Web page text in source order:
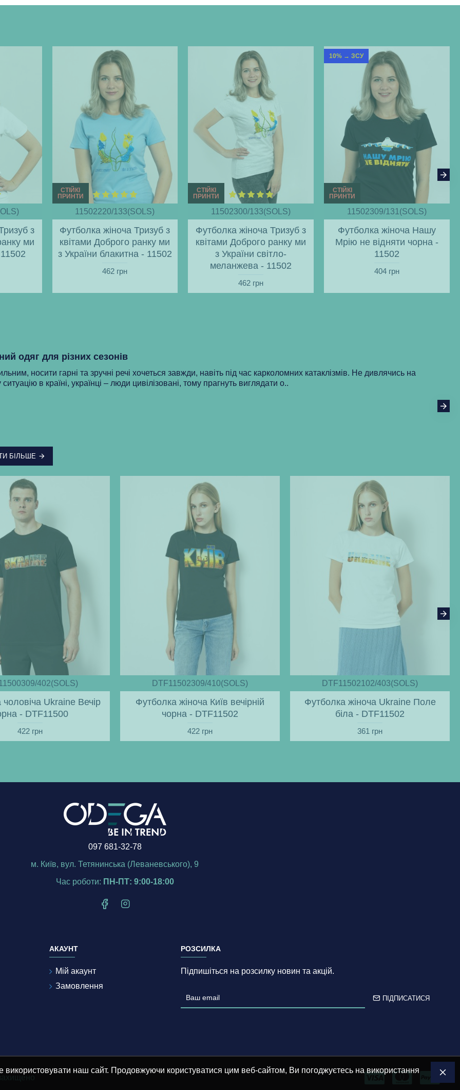
з
ми
СТІЙКІ
ПРИНТИ
11502220/133(SOLS)
Футболка жіноча Тризуб з
квітами Доброго ранку ми
з України блакитна - 11502
462 грн
СТІЙКІ
ПРИНТИ
11502300/133(SOLS)
Футболка жіноча Тризуб з
квітами Доброго ранку ми
з України світло-
меланжева - 11502
462 грн
10% → ЗСУ
СТІЙКІ
ПРИНТИ
11502309/131(SOLS)
Футболка жіноча Нашу
Мрію не відняти чорна -
11502
404 грн
одяг для різних сезонів
носити гарні та зручні речі хочеться завжди, навіть під час карколомних катаклізмів. Не дивлячись на
в країні, українці – люди цивілізовані, тому прагнуть виглядати о..
БІЛЬШЕ
402(SOLS)
Ukraine Вечір
- DTF11500
422 грн
DTF11502309/410(SOLS)
Футболка жіноча Київ вечірній
чорна - DTF11502
422 грн
DTF11502102/403(SOLS)
Футболка жіноча Ukraine Поле
біла - DTF11502
361 грн
097 681-32-78
м. Київ, вул. Тетянинська (Леваневського), 9
Час роботи: ПН-ПТ: 9:00-18:00
АКАУНТ
Мій акаунт
Замовлення
РОЗСИЛКА
Підпишіться на розсилку новин та акцій.
ПІДПИСАТИСЯ
наш сайт. Продовжуючи користуватися цим веб-сайтом, Ви погоджуєтесь на використання